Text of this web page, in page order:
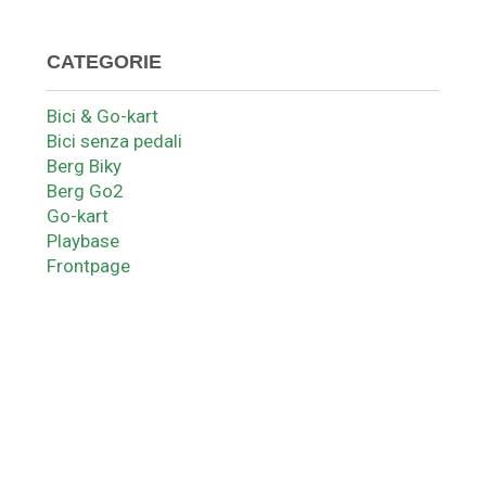
CATEGORIE
Bici & Go-kart
Bici senza pedali
Berg Biky
Berg Go2
Go-kart
Playbase
Frontpage